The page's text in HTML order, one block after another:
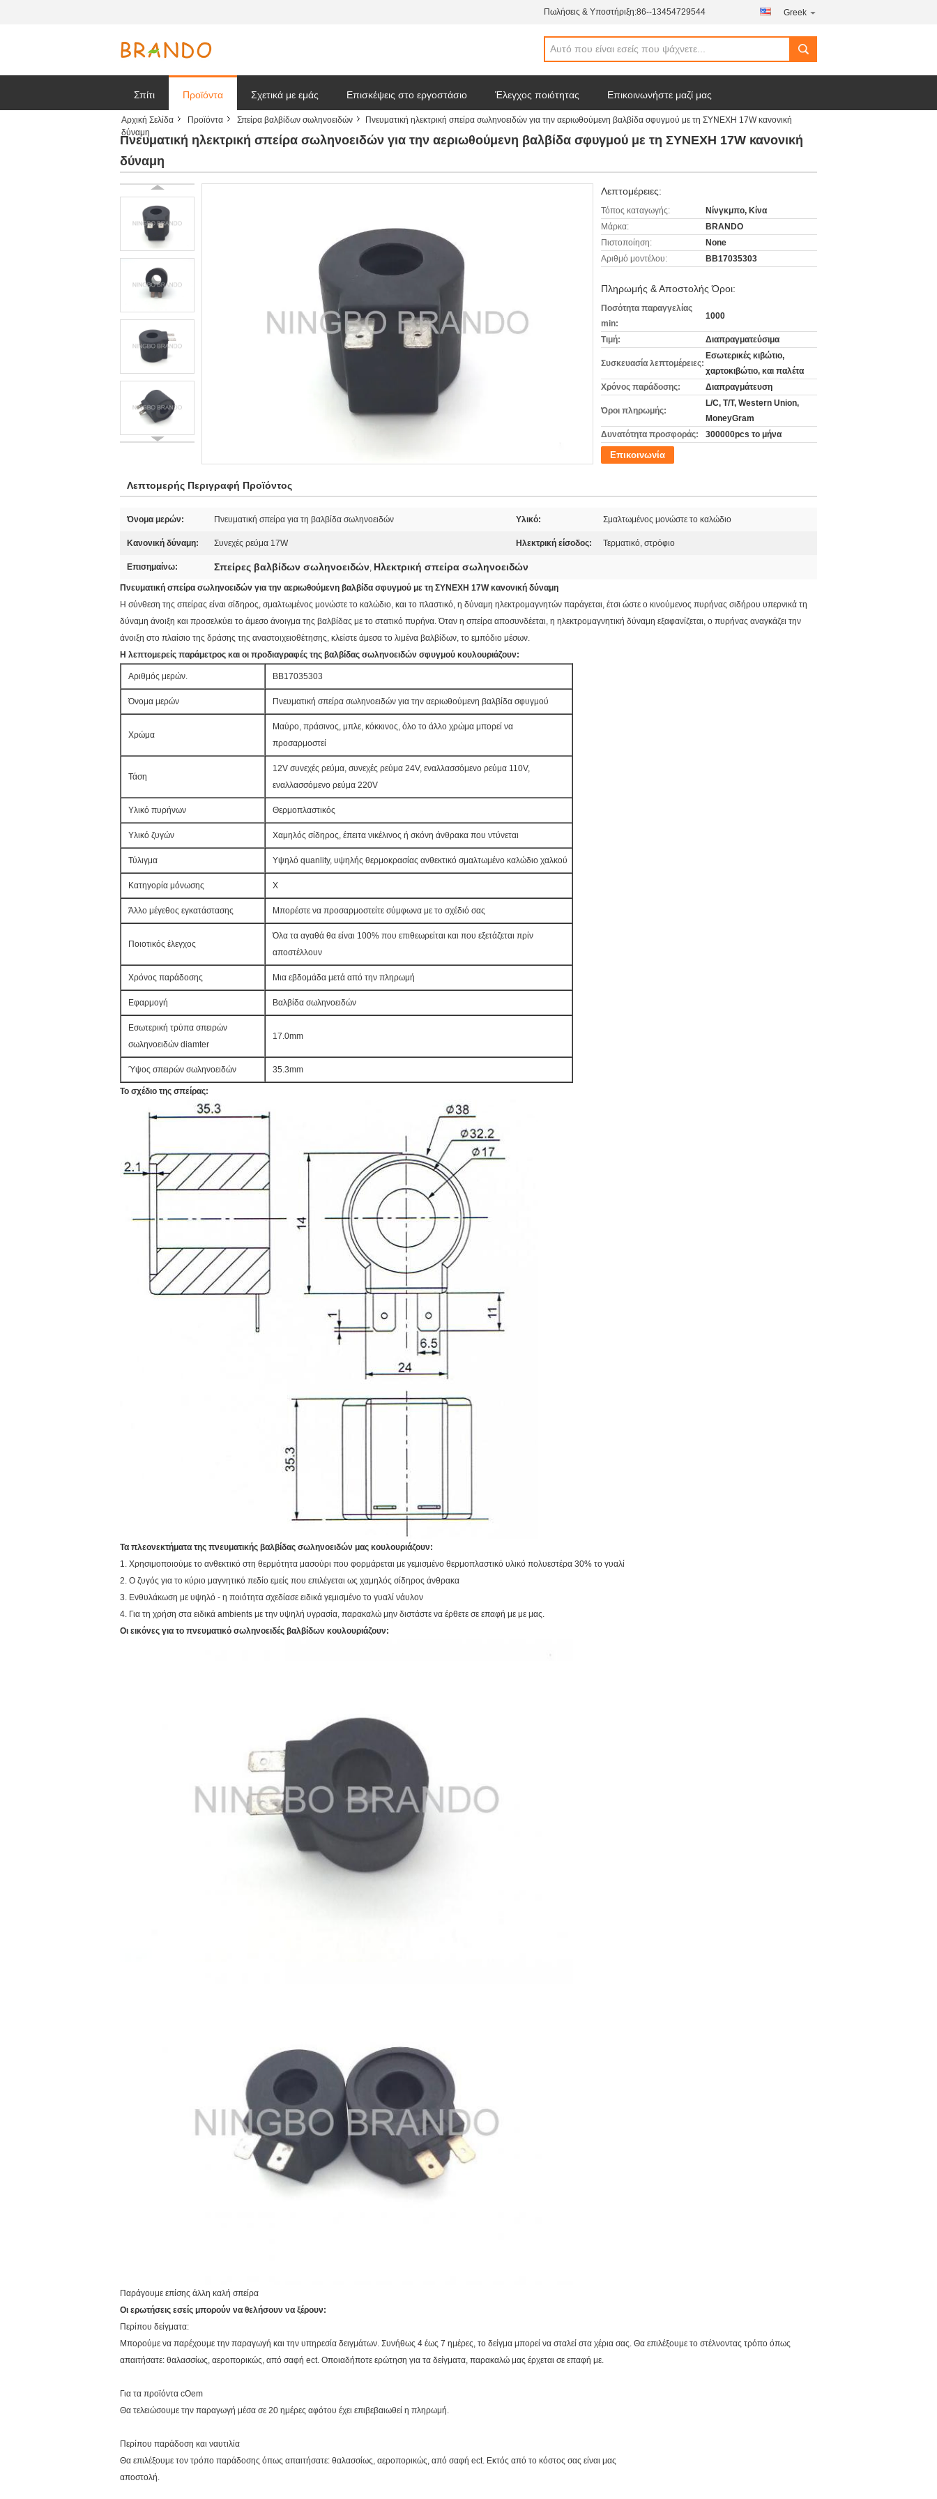
Πωλήσεις & Υποστήριξη:86--13454729544 Greek
Σπίτι Προϊόντα Σχετικά με εμάς Επισκέψεις στο εργοστάσιο Έλεγχος ποιότητας Επικοινωνήστε μαζί μας
Ζητήστε ένα απόσπασμα Ειδήσεις επιχείρησης
Αρχική Σελίδα Προϊόντα Σπείρα βαλβίδων σωληνοειδών
Πνευματική ηλεκτρική σπείρα σωληνοειδών για την αεριωθούμενη βαλβίδα σφυγμού με τη ΣΥΝΕΧΗ 17W κανονική
δύναμη
Πνευματική ηλεκτρική σπείρα σωληνοειδών για την αεριωθούμενη βαλβίδα σφυγμού με τη ΣΥΝΕΧΗ 17W κανονική
δύναμη
Λεπτομέρειες:
Τόπος καταγωγής:
Νίνγκμπο, Κίνα
Μάρκα:
BRANDO
Πιστοποίηση:
None
Αριθμό μοντέλου:
BB17035303
Πληρωμής & Αποστολής Όροι:
Ποσότητα παραγγελίας
min:
1000
Τιμή: Διαπραγματεύσιμα
Συσκευασία λεπτομέρειες:
Εσωτερικές κιβώτιο,
χαρτοκιβώτιο, και παλέτα
Χρόνος παράδοσης:
Διαπραγμάτευση
Όροι πληρωμής:
L/C, T/T, Western Union,
MoneyGram
Δυνατότητα προσφοράς:
300000pcs το μήνα
Επικοινωνία
Λεπτομερής Περιγραφή Προϊόντος
Όνομα μερών: Πνευματική σπείρα για τη βαλβίδα σωληνοειδών Υλικό: Σμαλτωμένος μονώστε το καλώδιο
Κανονική δύναμη: Συνεχές ρεύμα 17W Ηλεκτρική είσοδος: Τερματικό, στρόφιο
Επισημαίνω: Σπείρες βαλβίδων σωληνοειδών, Ηλεκτρική σπείρα σωληνοειδών
Πνευματική σπείρα σωληνοειδών για την αεριωθούμενη βαλβίδα σφυγμού με τη ΣΥΝΕΧΗ 17W κανονική δύναμη
Η σύνθεση της σπείρας είναι σίδηρος, σμαλτωμένος μονώστε το καλώδιο, και το πλαστικό, η δύναμη ηλεκτρομαγνητών παράγεται, έτσι ώστε ο κινούμενος πυρήνας σιδήρου υπερνικά τη
δύναμη άνοιξη και προσελκύει το άμεσο άνοιγμα της βαλβίδας με το στατικό πυρήνα. Όταν η σπείρα αποσυνδέεται, η ηλεκτρομαγνητική δύναμη εξαφανίζεται, ο πυρήνας αναγκάζει την
άνοιξη στο πλαίσιο της δράσης της αναστοιχειοθέτησης, κλείστε άμεσα το λιμένα βαλβίδων, το εμπόδιο μέσων.
Η λεπτομερείς παράμετρος και οι προδιαγραφές της βαλβίδας σωληνοειδών σφυγμού κουλουριάζουν:
Αριθμός μερών. BB17035303
Όνομα μερών Πνευματική σπείρα σωληνοειδών για την αεριωθούμενη βαλβίδα σφυγμού
Χρώμα
Μαύρο, πράσινος, μπλε, κόκκινος, όλο το άλλο χρώμα μπορεί να
προσαρμοστεί
Τάση
12V συνεχές ρεύμα, συνεχές ρεύμα 24V, εναλλασσόμενο ρεύμα 110V,
εναλλασσόμενο ρεύμα 220V
Υλικό πυρήνων Θερμοπλαστικός
Υλικό ζυγών Χαμηλός σίδηρος, έπειτα νικέλινος ή σκόνη άνθρακα που ντύνεται
Τύλιγμα Υψηλό quanlity, υψηλής θερμοκρασίας ανθεκτικό σμαλτωμένο καλώδιο χαλκού
Κατηγορία μόνωσης Χ
Άλλο μέγεθος εγκατάστασης Μπορέστε να προσαρμοστείτε σύμφωνα με το σχέδιό σας
Ποιοτικός έλεγχος
Όλα τα αγαθά θα είναι 100% που επιθεωρείται και που εξετάζεται πρίν
αποστέλλουν
Χρόνος παράδοσης Μια εβδομάδα μετά από την πληρωμή
Εφαρμογή Βαλβίδα σωληνοειδών
Εσωτερική τρύπα σπειρών
σωληνοειδών diamter
17.0mm
Ύψος σπειρών σωληνοειδών 35.3mm
Το σχέδιο της σπείρας:
Τα πλεονεκτήματα της πνευματικής βαλβίδας σωληνοειδών μας κουλουριάζουν:
1. Χρησιμοποιούμε το ανθεκτικό στη θερμότητα μασούρι που φορμάρεται με γεμισμένο θερμοπλαστικό υλικό πολυεστέρα 30% το γυαλί
2. Ο ζυγός για το κύριο μαγνητικό πεδίο εμείς που επιλέγεται ως χαμηλός σίδηρος άνθρακα
3. Ενθυλάκωση με υψηλό - η ποιότητα σχεδίασε ειδικά γεμισμένο το γυαλί νάυλον
4. Για τη χρήση στα ειδικά ambients με την υψηλή υγρασία, παρακαλώ μην διστάστε να έρθετε σε επαφή με με μας.
Οι εικόνες για το πνευματικό σωληνοειδές βαλβίδων κουλουριάζουν:
Παράγουμε επίσης άλλη καλή σπείρα
Οι ερωτήσεις εσείς μπορούν να θελήσουν να ξέρουν:
Περίπου δείγματα:
Μπορούμε να παρέχουμε την παραγωγή και την υπηρεσία δειγμάτων. Συνήθως 4 έως 7 ημέρες, το δείγμα μπορεί να σταλεί στα χέρια σας. Θα επιλέξουμε το στέλνοντας τρόπο όπως
απαιτήσατε: θαλασσίως, αεροπορικώς, από σαφή ect. Οποιαδήποτε ερώτηση για τα δείγματα, παρακαλώ μας έρχεται σε επαφή με.
Για τα προϊόντα cOem
Θα τελειώσουμε την παραγωγή μέσα σε 20 ημέρες αφότου έχει επιβεβαιωθεί η πληρωμή.
Περίπου παράδοση και ναυτιλία
Θα επιλέξουμε τον τρόπο παράδοσης όπως απαιτήσατε: θαλασσίως, αεροπορικώς, από σαφή ect. Εκτός από το κόστος σας είναι μας
αποστολή.